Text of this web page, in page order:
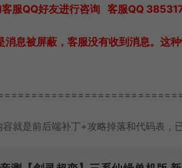
服QQ好友进行咨询 客服QQ
息被屏蔽，客服没有收到消息。这
就是前后端补丁+攻略掉落和代码表，